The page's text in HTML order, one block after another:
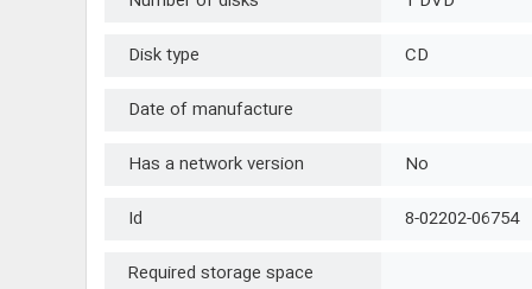
Disk type
CD
Date of manufacture
Has a network version
No
Id
8-02202-06754
Required storage space